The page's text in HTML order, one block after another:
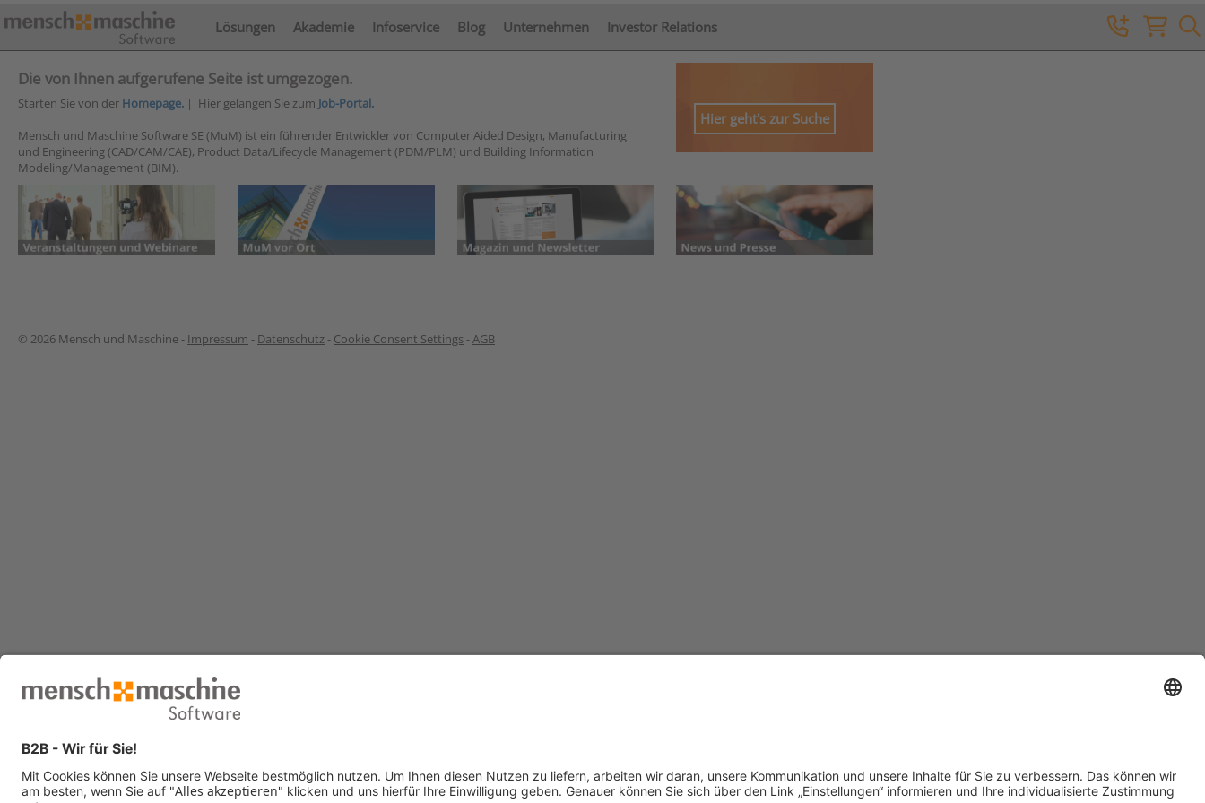
Lösungen Akademie Infoservice Blog Unternehmen Investor Relations
Die von Ihnen aufgerufene Seite ist umgezogen.
Starten Sie von der Homepage. | Hier gelangen Sie zum Job-Portal.
Mensch und Maschine Software SE (MuM) ist ein führender Entwickler von Computer Aided Design, Manufacturing
und Engineering (CAD/CAM/CAE), Product Data/Lifecycle Management (PDM/PLM) und Building Information
Modeling/Management (BIM).
Hier geht's zur Suche
© 2026 Mensch und Maschine - Impressum - Datenschutz- Cookie Consent Settings-AGB